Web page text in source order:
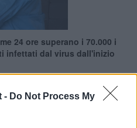
- Do Not Process My
24 ore superano i 70.000 i
infettati dal virus dall'inizio